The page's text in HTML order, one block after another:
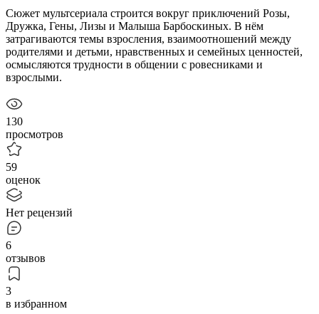
Сюжет мультсериала строится вокруг приключений Розы,
Дружка, Гены, Лизы и Малыша Барбоскиных. В нём
затрагиваются темы взросления, взаимоотношений между
родителями и детьми, нравственных и семейных ценностей,
осмысляются трудности в общении с ровесниками и
взрослыми.
130
просмотров
59
оценок
Нет рецензий
6
отзывов
3
в избранном